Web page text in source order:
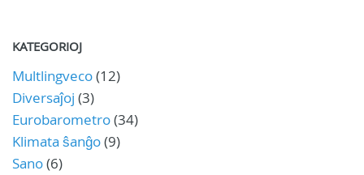
KATEGORIOJ
Multlingveco(12)
Diversaĵoj (3)
Eurobarometro(34)
Klimata ŝanĝo(9)
Sano(6)